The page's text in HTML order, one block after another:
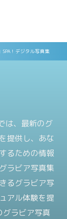
！デジタル写真集
は、最新のグ
提供し、あな
るための情報
ラビア写真集
るグラビア写
アル体験を提
グラビア写真